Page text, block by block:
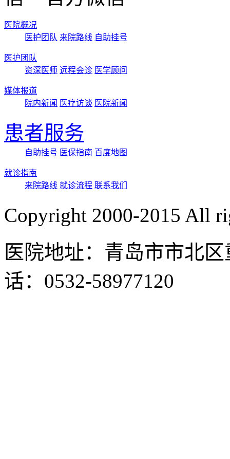
医院概况
医护团队 来院路线 自助挂号
医护团队
资深医师 远程会诊 医学顾问
媒体报道
院内新闻 医疗访谈 医院新闻
患者服务
自助挂号 医保指南 百度地图
就诊指南
来院路线 就诊流程 联系我们
Copyright 2000-2015 All
医院地址：青岛市市北
话：0532-58977120